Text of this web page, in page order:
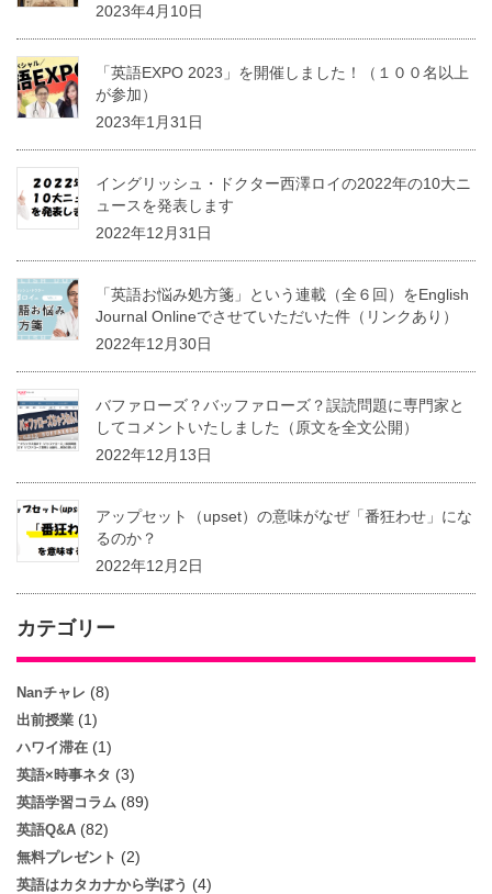
2023年4月10日
「英語EXPO 2023」を開催しました！（１００名以上
が参加）
2023年1月31日
イングリッシュ・ドクター西澤ロイの2022年の10大ニ
ュースを発表します
2022年12月31日
「英語お悩み処方箋」という連載（全６回）をEnglish
Journal Onlineでさせていただいた件（リンクあり）
2022年12月30日
バファローズ？バッファローズ？誤読問題に専門家と
してコメントいたしました（原文を全文公開）
2022年12月13日
アップセット（upset）の意味がなぜ「番狂わせ」にな
るのか？
2022年12月2日
カテゴリー
Nanチャレ (8)
出前授業 (1)
ハワイ滞在 (1)
英語×時事ネタ (3)
英語学習コラム (89)
英語Q&A (82)
無料プレゼント (2)
英語はカタカナから学ぼう (4)